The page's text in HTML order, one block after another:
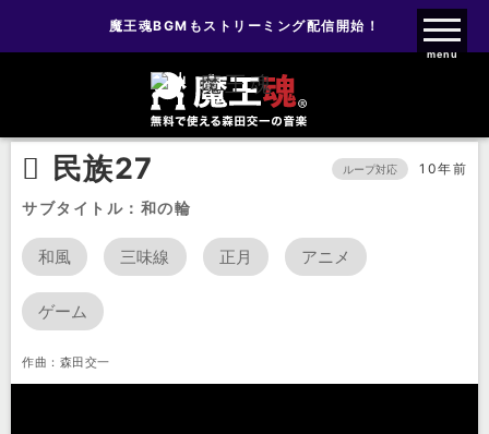
魔王魂ファンクラブ
魔王魂BGMもストリーミング配信開始！
menu
民族音楽 民族27
民族27 ループ対応 10年前
サブタイトル：和の輪
和風 三味線 正月 アニメ
ゲーム
作曲：森田交一